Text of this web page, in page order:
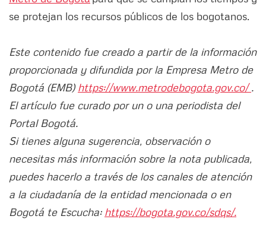
se protejan los recursos públicos de los bogotanos.
Este contenido fue creado a partir de la información
proporcionada y difundida por la Empresa Metro de
Bogotá (EMB) https://www.metrodebogota.gov.co/.
El artículo fue curado por un o una periodista del
Portal Bogotá.
Si tienes alguna sugerencia, observación o
necesitas más información sobre la nota publicada,
puedes hacerlo a través de los canales de atención
a la ciudadanía de la entidad mencionada o en
Bogotá te Escucha: https://bogota.gov.co/sdqs/.